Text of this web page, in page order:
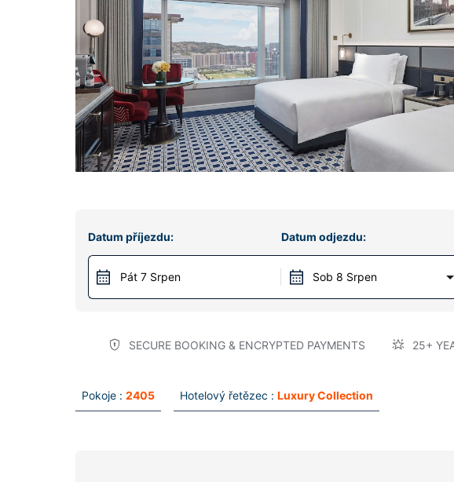
Datum příjezdu:
Pát 7 Srpen
Datum odjezdu:
Sob 8 Srpen
SECURE BOOKING & ENCRYPTED PAYMENTS 25+
Pokoje : 2405 Hotelový řetězec : Luxury Collection